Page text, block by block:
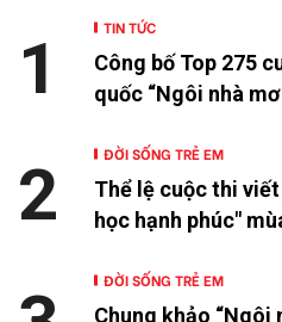
TIN TỨC
Công bố Top 275
quốc “Ngôi nhà
1
ĐỜI SỐNG TRẺ EM
Thể lệ cuộc thi
học hạnh phúc"
2
ĐỜI SỐNG TRẺ EM
Chung khảo “Ngôi